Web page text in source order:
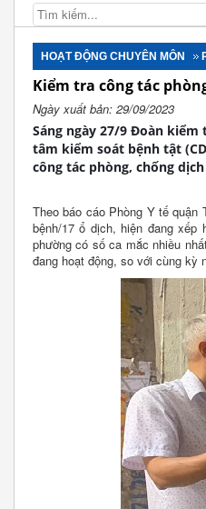
HOẠT ĐỘNG CHUYÊN MÔN
Kiểm tra công tác
Ngày xuất bản: 29/09/2023
Sáng ngày 27/9 Đoàn kiểm
tâm kiểm soát bệnh tật
công tác phòng, chống
Theo báo cáo Phòng Y tế quận
bệnh/17 ổ dịch, hiện đang
phường có số ca mắc nhiều
đang hoạt động, so với cùng kỳ